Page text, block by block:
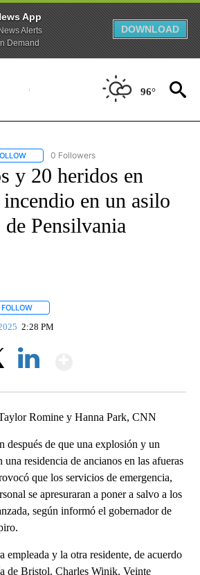
App
Alerts
Demand
DOWNLOAD
96°
FOLLOW "CNN - SPANISH" TO RECEIVE
0 Followers
y 20 heridos en
en un asilo
de Pensilvania
FOLLOW
2:28 PM
Romine y Hanna Park, CNN
después de que una explosión y un
residencia de ancianos en las afueras
que los servicios de emergencia,
se apresuraran a poner a salvo a los
según informó el gobernador de
empleada y la otra residente, de acuerdo
de Bristol, Charles Winik. Veinte